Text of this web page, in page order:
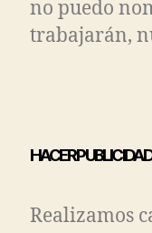
no puedo
trabajarán,
HACER
Realizamos